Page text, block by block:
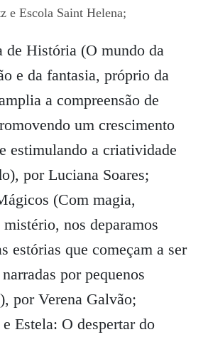
e Escola Saint Helena;
de História (O mundo da
e da fantasia, próprio da
a compreensão de
um crescimento
estimulando a criatividade
por Luciana Soares;
(Com magia,
nos deparamos
estórias que começam a ser
por pequenos
por Verena Galvão;
Estela: O despertar do